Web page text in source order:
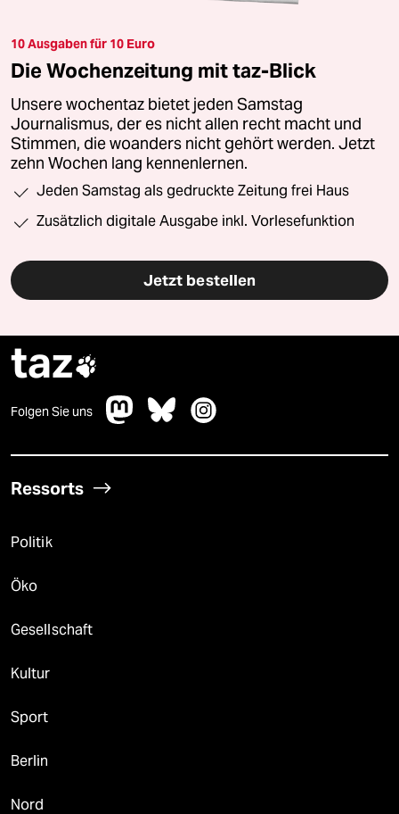
10 Ausgaben für 10 Euro
Die Wochenzeitung mit taz-Blick
Unsere wochentaz bietet jeden Samstag
Journalismus, der es nicht allen recht macht und
Stimmen, die woanders nicht gehört werden. Jetzt
zehn Wochen lang kennenlernen.
Jeden Samstag als gedruckte Zeitung frei Haus
Zusätzlich digitale Ausgabe inkl. Vorlesefunktion
Jetzt bestellen
taz
Folgen Sie uns
Ressorts
Politik
Öko
Gesellschaft
Kultur
Sport
Berlin
Nord